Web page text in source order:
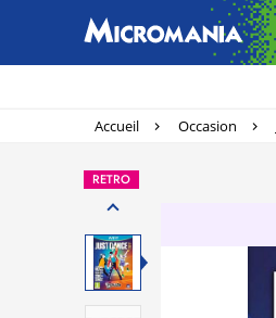
Accueil Occasion
RETRO